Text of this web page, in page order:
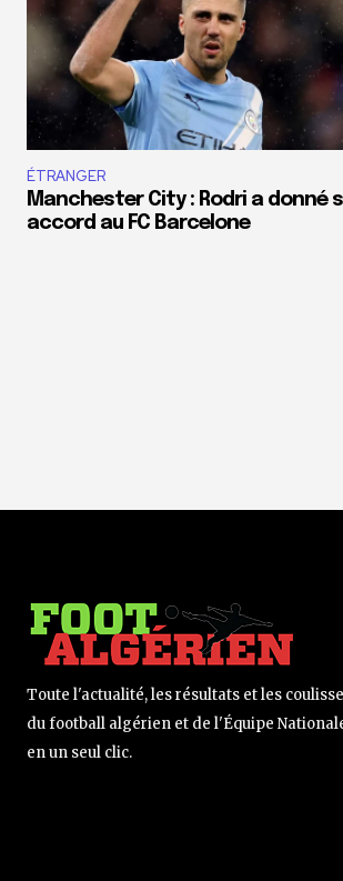
ÉTRANGER
Manchester City : Rodri a donné
accord au FC Barcelone
Toute l'actualité, les résultats et les
du football algérien et de l'Équipe
en un seul clic.